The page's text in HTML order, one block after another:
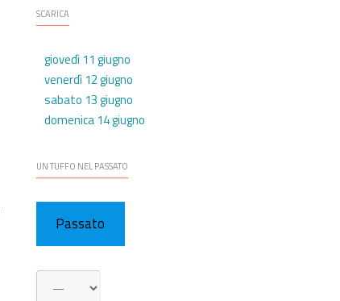
SCARICA
giovedì 11 giugno
venerdì 12 giugno
sabato 13 giugno
domenica 14 giugno
UN TUFFO NEL PASSATO
Passato